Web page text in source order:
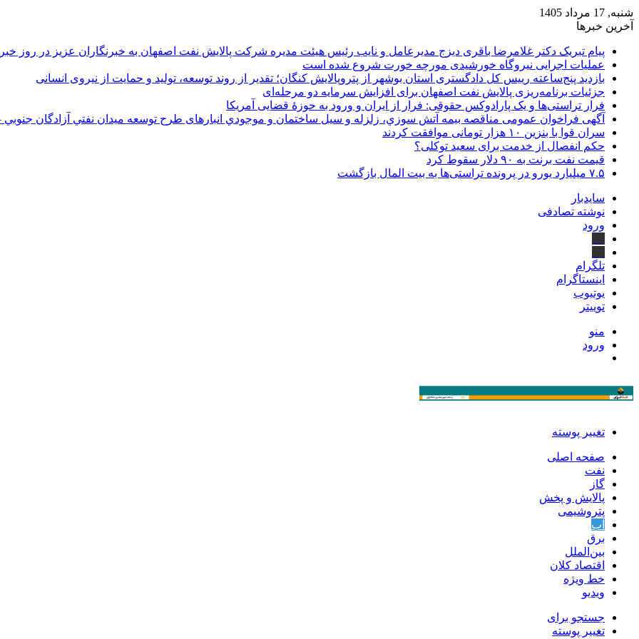
شنبه, 17 مرداد 1405
آخرین خبرها
پیام تبریک دکتر غلامرضا باقری دیزج مدیرعامل و نایب رئیس هیئت مدیره شرکت پالایش نفت اصفهان به خبرنگاران عزیز در روز
عملیات اجرایی نیروگاه خورشیدی مورچه خورت شروع شده است
بازدید پنج‌ساعته رییس کل دادگستری استان بوشهر از پتروپالایش کنگان؛ تقدیر از روند توسعه، تولید و حمایت از نیروی انسانی
جزئیات برنامه‌ریزی پالایش نفت اصفهان برای افزایش سرمایه دو مرحله‌ای
فرار تراستی‌ها و یک پارادوکس حقوقی: فرار از ایران و ورود به حوزۀ قضایی آمریکا
آگهی فراخوان عمومی مناقصه بيمه آتش سوزي، زلزله و سیل ساختمان و موجودي انبارهای طرح توسعه ميدان نفتي آزادگان جنوبي
سران قوا با بنزین ۱۰ هزار تومانی موافقت کردند
حکم انفصال از خدمت برای سعید توکلی؟
قیمت نفت برنت به ۹۰ دلار سقوط کرد
۷.۵ میلیارد یورو در پرونده تراستی‌ها به بیت المال بازگشت
سایدبار
نوشته تصادفی
ورود
تلگرام
اینستاگرام
یوتیوب
توییتر
منو
ورود
تغییر پوسته
صفحه اصلی
نفت
گاز
پالایش و پخش
پتروشیمی
آب
برق
بین‌الملل
اقتصاد کلان
خط ویژه
ویدیو
جستجو برای
تغییر پوسته